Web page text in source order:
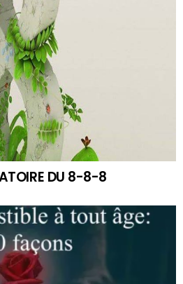
DU 8-8-8